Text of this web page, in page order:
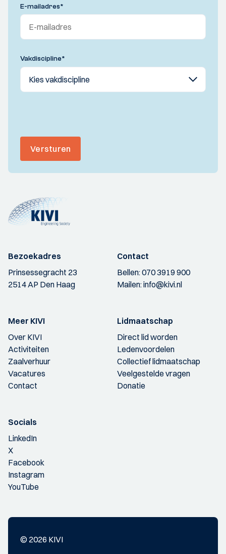
E-mailadres*
Vakdiscipline*
Versturen
Bezoekadres
Prinsessegracht 23
2514 AP Den Haag
Contact
Bellen:070 3919 900
Mailen:info@kivi.nl
Meer KIVI
Over KIVI
Activiteiten
Zaalverhuur
Vacatures
Contact
Lidmaatschap
Direct lid worden
Ledenvoordelen
Collectief lidmaatschap
Veelgestelde vragen
Donatie
Socials
LinkedIn
X
Facebook
Instagram
YouTube
© 2026 KIVI